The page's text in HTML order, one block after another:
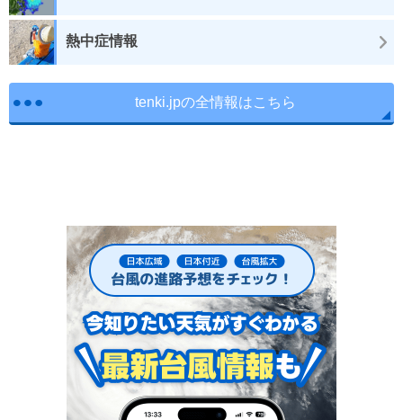
熱中症情報
tenki.jpの全情報はこちら